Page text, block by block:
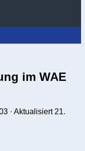
im WAE
· Aktualisiert 21.